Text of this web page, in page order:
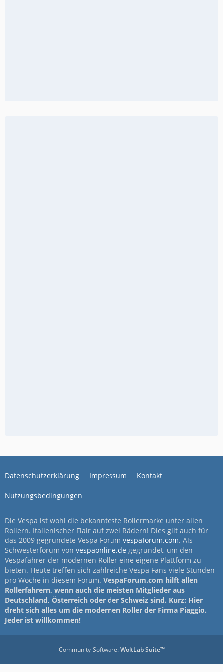
Datenschutzerklärung Impressum Kontakt
Nutzungsbedingungen
Die Vespa ist wohl die bekannteste Rollermarke unter allen
Rollern. Italienischer Flair auf zwei Rädern! Dies gilt auch für
das 2009 gegründete Vespa Forum vespaforum.com. Als
Schwesterforum von vespaonline.de gegründet, um den
Vespafahrer der modernen Roller eine eigene Plattform zu
bieten. Heute treffen sich zahlreiche Vespa Fans viele Stunden
pro Woche in diesem Forum. VespaForum.com hilft allen
Rollerfahrern, wenn auch die meisten Mitglieder aus
Deutschland, Österreich oder der Schweiz sind. Kurz: Hier
dreht sich alles um die modernen Roller der Firma Piaggio.
Jeder ist willkommen!
Community-Software:WoltLab Suite™